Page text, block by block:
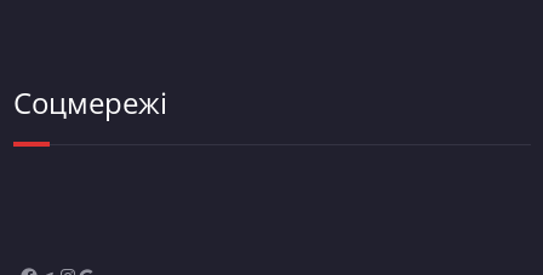
Соцмережі